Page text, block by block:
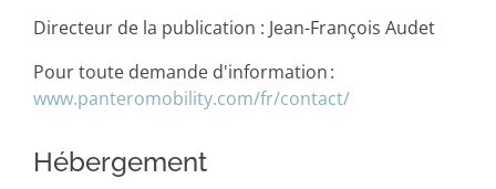
Directeur de la publication : Jean-François Audet
Pour toute demande d'information :
www.panteromobility.com/fr/contact/
Hébergement